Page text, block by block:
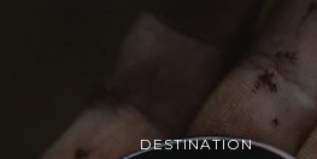
DESTINATION